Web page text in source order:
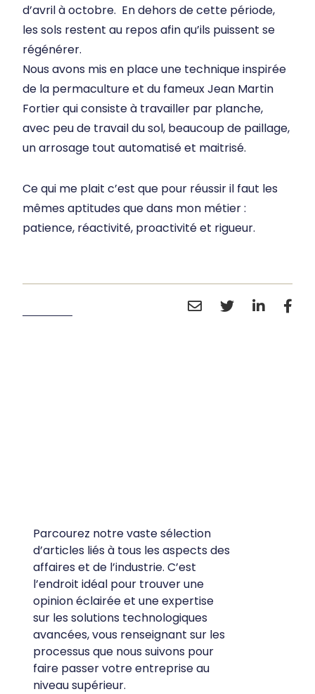
d’avril à octobre. En dehors de cette période,
les sols restent au repos afin qu’ils puissent se
régénérer.
Nous avons mis en place une technique inspirée
de la permaculture et du fameux Jean Martin
Fortier qui consiste à travailler par planche,
avec peu de travail du sol, beaucoup de paillage,
un arrosage tout automatisé et maitrisé.
Ce qui me plait c’est que pour réussir il faut les
mêmes aptitudes que dans mon métier :
patience, réactivité, proactivité et rigueur.
Parcourez notre vaste sélection
d’articles liés à tous les aspects des
affaires et de l’industrie. C’est
l’endroit idéal pour trouver une
opinion éclairée et une expertise
sur les solutions technologiques
avancées, vous renseignant sur les
processus que nous suivons pour
faire passer votre entreprise au
niveau supérieur.